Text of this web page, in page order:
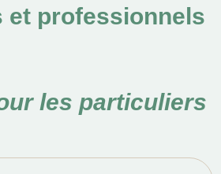
et professionnels
les particuliers